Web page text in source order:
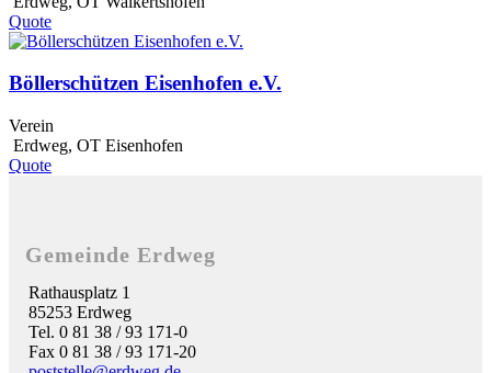
Quote
Böllerschützen Eisenhofen e.V.
Verein
Erdweg, OT Eisenhofen
Quote
Gemeinde Erdweg
Rathausplatz 1
85253 Erdweg
Tel. 0 81 38 / 93 171-0
Fax 0 81 38 / 93 171-20